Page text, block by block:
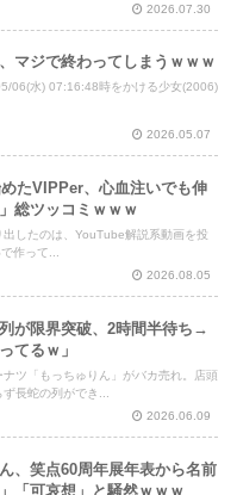
2026.07.30
マジで終わってしまうｗｗｗ
06(水) 07:16:48時をかける少女(2006)
2026.05.07
めたVIPPer、心血注いでも伸
総ツッコミｗｗｗ
したのは、YouTube解説系動画を投
作って...
2026.08.05
列が限界突破、2時間半待ち→
てるｗ」
ナツ「もっちゅりん」がバカ売れ。店頭
長蛇の列ができ...
2026.06.09
、笑点60周年展年表から名前
「可哀想」と騒然ｗｗｗ